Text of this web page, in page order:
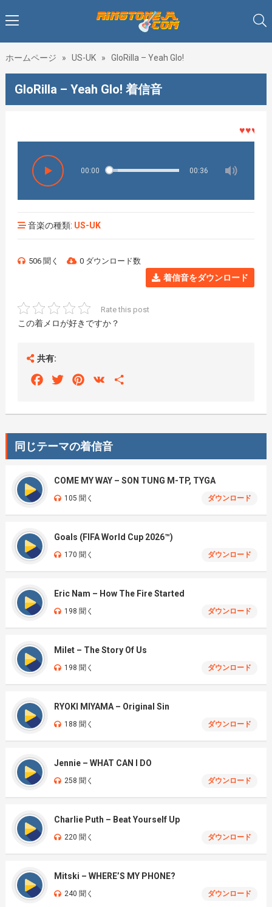
ホームページ » US-UK » GloRilla – Yeah Glo!
GloRilla – Yeah Glo! 着信音
♥♥♥着メ
00:00 00:36
音楽の種類: US-UK
506 聞く 0 ダウンロード数
着信音をダウンロード
Rate this post
この着メロが好きですか？
共有:
FacebookTwitterPinterest
VK
同じテーマの着信音
COME MY WAY – SON TUNG M-TP, TYGA
105 聞く ダウンロード
Goals (FIFA World Cup 2026™)
170 聞く ダウンロード
Eric Nam – How The Fire Started
198 聞く ダウンロード
Milet – The Story Of Us
198 聞く ダウンロード
RYOKI MIYAMA – Original Sin
188 聞く ダウンロード
Jennie – WHAT CAN I DO
258 聞く ダウンロード
Charlie Puth – Beat Yourself Up
220 聞く ダウンロード
Mitski – WHERE’S MY PHONE?
240 聞く ダウンロード